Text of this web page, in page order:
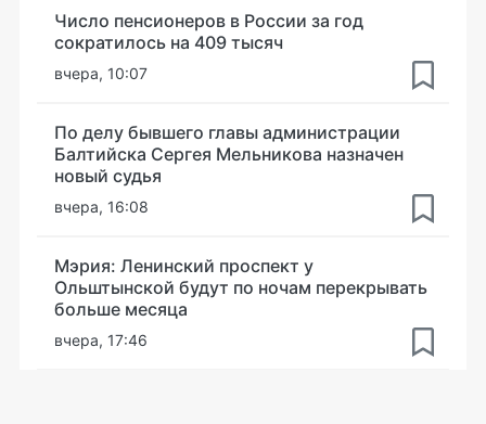
Число пенсионеров в России за год
сократилось на 409 тысяч
вчера, 10:07
По делу бывшего главы администрации
Балтийска Сергея Мельникова назначен
новый судья
вчера, 16:08
Мэрия: Ленинский проспект у
Ольштынской будут по ночам перекрывать
больше месяца
вчера, 17:46